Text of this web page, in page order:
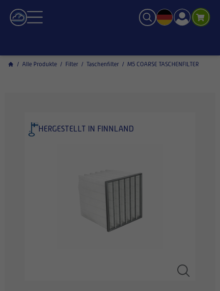
/ Alle Produkte / Filter / Taschenfilter / M5 COARSE TASCHENFILTER
HERGESTELLT IN FINNLAND